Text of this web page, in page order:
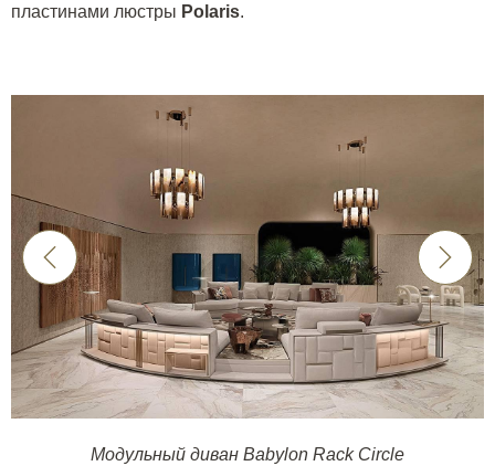
пластинами люстры Polaris.
Модульный диван Babylon Rack Circle